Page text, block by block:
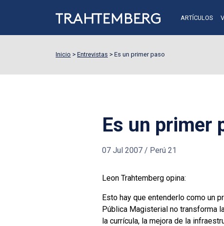
ARTÍCULOS
Inicio > Entrevistas > Es un primer paso
Es un primer
07 Jul 2007 / Perú 21
Leon Trahtemberg opina:
Esto hay que entenderlo como un
Pública Magisterial no transforma
la currícula, la mejora de la